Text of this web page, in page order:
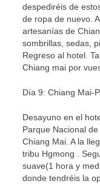
despediréis de
de ropa de nuevo.
artesanías de
sombrillas, sedas,
Regreso al hotel.
Chiang mai por
Día 9: Chiang Mai-
Desayuno en el
Parque Nacional
Chiang Mai. A la
tribu Hgmong .
suave(1 hora y
donde tendréis la